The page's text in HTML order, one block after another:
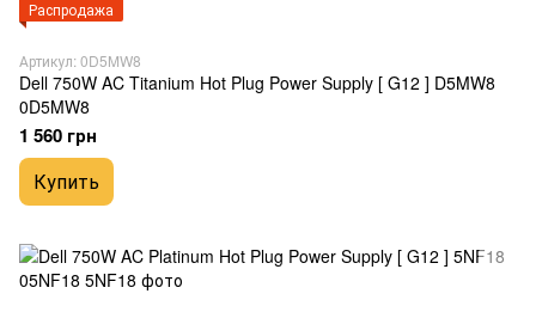
Распродажа
Артикул: 0D5MW8
Dell 750W AC Titanium Hot Plug Power Supply [ G12 ] D5MW8
0D5MW8
1 560 грн
Купить